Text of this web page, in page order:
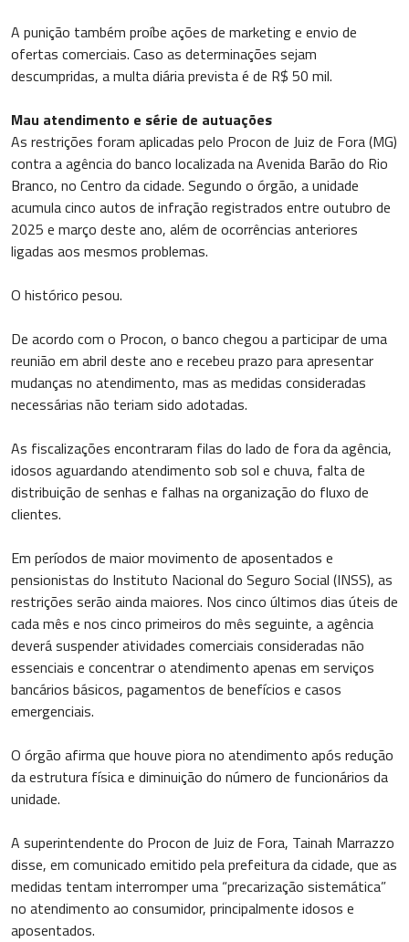
A punição também proíbe ações de marketing e envio de
ofertas comerciais. Caso as determinações sejam
descumpridas, a multa diária prevista é de R$ 50 mil.
Mau atendimento e série de autuações
As restrições foram aplicadas pelo Procon de Juiz de Fora (MG)
contra a agência do banco localizada na Avenida Barão do Rio
Branco, no Centro da cidade. Segundo o órgão, a unidade
acumula cinco autos de infração registrados entre outubro de
2025 e março deste ano, além de ocorrências anteriores
ligadas aos mesmos problemas.
O histórico pesou.
De acordo com o Procon, o banco chegou a participar de uma
reunião em abril deste ano e recebeu prazo para apresentar
mudanças no atendimento, mas as medidas consideradas
necessárias não teriam sido adotadas.
As fiscalizações encontraram filas do lado de fora da agência,
idosos aguardando atendimento sob sol e chuva, falta de
distribuição de senhas e falhas na organização do fluxo de
clientes.
Em períodos de maior movimento de aposentados e
pensionistas do Instituto Nacional do Seguro Social (INSS), as
restrições serão ainda maiores. Nos cinco últimos dias úteis de
cada mês e nos cinco primeiros do mês seguinte, a agência
deverá suspender atividades comerciais consideradas não
essenciais e concentrar o atendimento apenas em serviços
bancários básicos, pagamentos de benefícios e casos
emergenciais.
O órgão afirma que houve piora no atendimento após redução
da estrutura física e diminuição do número de funcionários da
unidade.
A superintendente do Procon de Juiz de Fora, Tainah Marrazzo
disse, em comunicado emitido pela prefeitura da cidade, que as
medidas tentam interromper uma “precarização sistemática”
no atendimento ao consumidor, principalmente idosos e
aposentados.